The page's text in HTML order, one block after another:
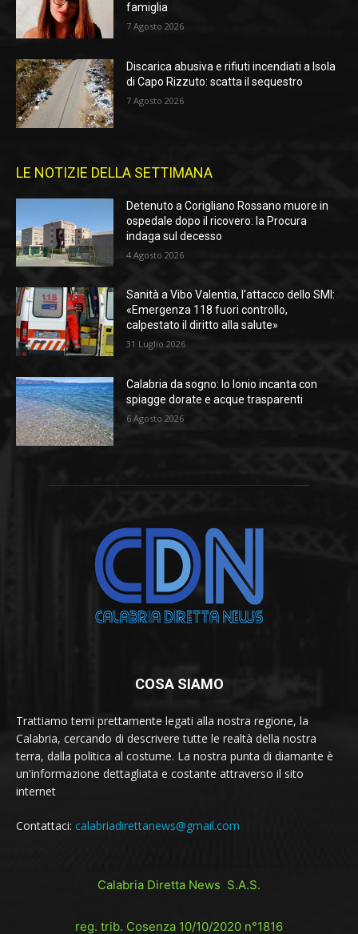
famiglia
7 Agosto 2026
Discarica abusiva e rifiuti incendiati a Isola
di Capo Rizzuto: scatta il sequestro
7 Agosto 2026
LE NOTIZIE DELLA SETTIMANA
Detenuto a Corigliano Rossano muore in
ospedale dopo il ricovero: la Procura
indaga sul decesso
4 Agosto 2026
Sanità a Vibo Valentia, l’attacco dello SMI:
«Emergenza 118 fuori controllo,
calpestato il diritto alla salute»
31 Luglio 2026
Calabria da sogno: lo Ionio incanta con
spiagge dorate e acque trasparenti
6 Agosto 2026
COSA SIAMO
Trattiamo temi prettamente legati alla nostra regione, la
Calabria, cercando di descrivere tutte le realtà della nostra
terra, dalla politica al costume. La nostra punta di diamante è
un'informazione dettagliata e costante attraverso il sito
internet
Contattaci: calabriadirettanews@gmail.com
Calabria Diretta News S.A.S.
reg. trib. Cosenza 10/10/2020 n°1816